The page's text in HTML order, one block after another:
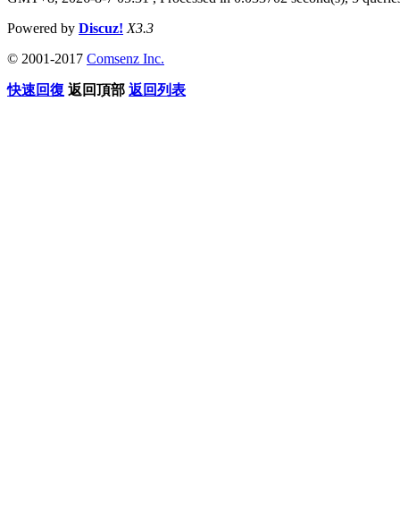
Powered by Discuz! X3.3
© 2001-2017 Comsenz Inc.
快速回復 返回頂部 返回列表